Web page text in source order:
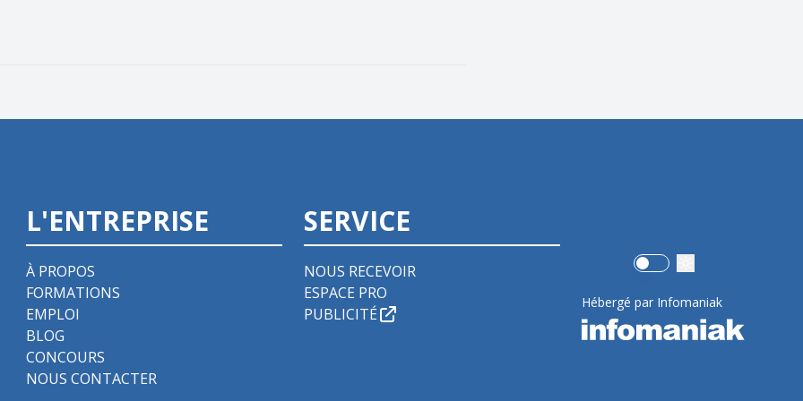
L'ENTREPRISE
À PROPOS
FORMATIONS
EMPLOI
BLOG
CONCOURS
NOUS CONTACTER
SERVICE
NOUS RECEVOIR
ESPACE PRO
PUBLICITÉ
Use setting
Hébergé par Infomaniak